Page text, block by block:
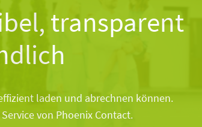
transparent
laden und abrechnen können.
von Phoenix Contact.